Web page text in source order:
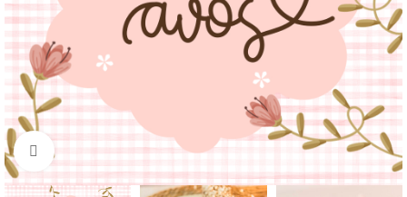
Click to enlarge